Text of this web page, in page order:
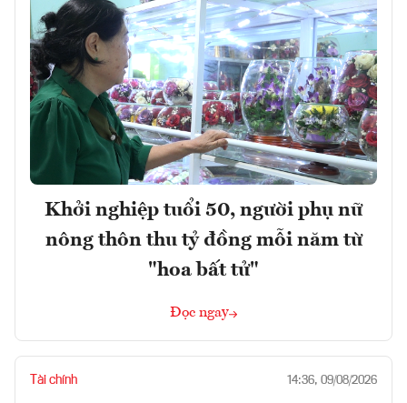
Khởi nghiệp tuổi 50, người phụ nữ
nông thôn thu tỷ đồng mỗi năm từ
"hoa bất tử"
Đọc ngay
Tài chính 14:36, 09/08/2026